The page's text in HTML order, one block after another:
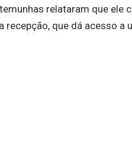
relataram que ele
recepção, que dá acesso a